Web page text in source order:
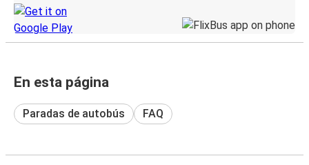
En esta página
Paradas de autobús FAQ